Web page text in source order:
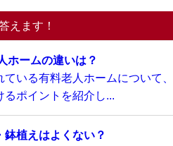
えます！
ホームの違いは？
いる有料老人ホームについて
ポイントを紹介し...
鉢植えはよくない？